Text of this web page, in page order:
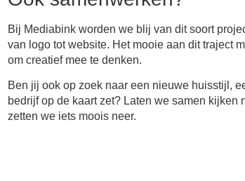
Bij Mediabink worden we blij van dit soort
van logo tot website. Het mooie aan dit traject
om creatief mee te denken.
Ben jij ook op zoek naar een nieuwe huisstijl,
bedrijf op de kaart zet? Laten we samen kijken
zetten we iets moois neer.